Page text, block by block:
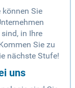
Sie
in Ihre
Sie zu
nächste Stufe!
uns